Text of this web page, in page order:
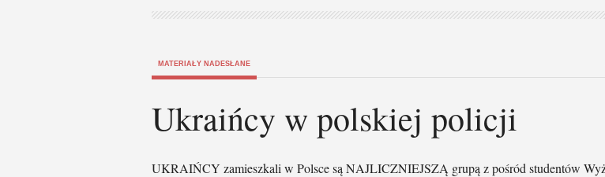
MATERIAŁY NADESŁANE
Ukraińcy w polskiej policji
UKRAIŃCY zamieszkali w Polsce są NAJLICZNIEJSZĄ grupą z pośród studentów